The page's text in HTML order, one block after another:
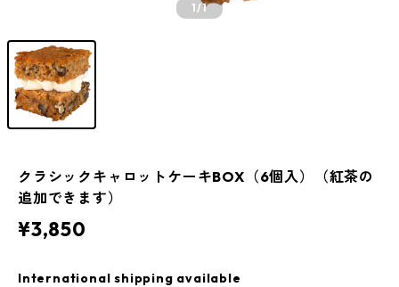
1/1
クラシックキャロットケーキBOX（6個入）（紅茶の
追加できます）
¥3,850
International shipping available